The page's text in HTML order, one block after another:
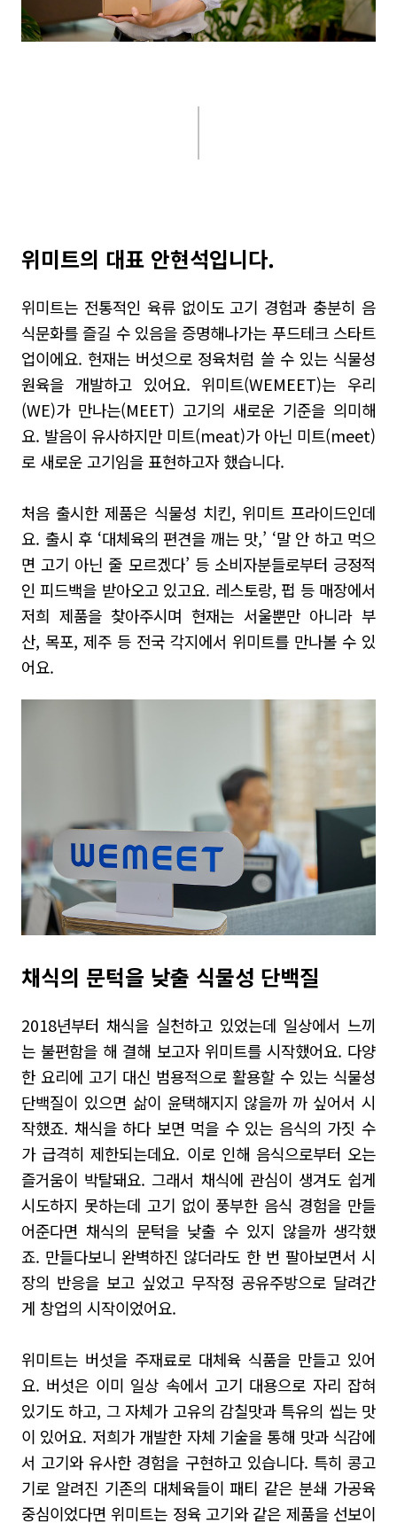
위미트의 대표 안현석입니다.
위미트는 전통적인 육류 없이도 고기 경험과 충분히 음
식문화를 즐길 수 있음을 증명해나가는 푸드테크 스타트
업이에요. 현재는 버섯으로 정육처럼 쓸 수 있는 식물성
원육을 개발하고 있어요.위미트(WEMEET)는 우리
(WE)가 만나는(MEET) 고기의 새로운 기준을 의미해
요. 발음이 유사하지만 미트(meat)가 아닌 미트(meet)
로 새로운 고기임을 표현하고자 했습니다.
처음 출시한 제품은 식물성 치킨, 위미트 프라이드인데
요. 출시 후 ‘대체육의 편견을 깨는 맛,’ ‘말 안 하고 먹으
면 고기 아닌 줄 모르겠다’ 등 소비자분들로부터 긍정적
인 피드백을 받아오고 있고요. 레스토랑, 펍 등 매장에서
저희 제품을 찾아주시며 현재는 서울뿐만 아니라 부
산, 목포, 제주 등 전국 각지에서 위미트를 만나볼 수 있
어요.
채식의 문턱을 낮출 식물성 단백질
2018년부터 채식을 실천하고 있었는데 일상에서 느끼
는 불편함을 해 결해 보고자 위미트를 시작했어요. 다양
한 요리에 고기 대신 범용적으로 활용할 수 있는 식물성
단백질이 있으면 삶이 윤택해지지 않을까 까 싶어서 시
작했죠. 채식을 하다 보면 먹을 수 있는 음식의 가짓 수
가 급격히 제한되는데요. 이로 인해 음식으로부터 오는
즐거움이 박탈돼요. 그래서 채식에 관심이 생겨도 쉽게
시도하지 못하는데 고기 없이 풍부한 음식 경험을 만들
어준다면 채식의 문턱을 낮출 수 있지 않을까 생각했
죠. 만들다보니 완벽하진 않더라도 한 번 팔아보면서 시
장의 반응을 보고 싶었고 무작정 공유주방으로 달려간
게 창업의 시작이었어요.
위미트는 버섯을 주재료로 대체육 식품을 만들고 있어
요. 버섯은 이미 일상 속에서 고기 대용으로 자리 잡혀
있기도 하고, 그 자체가 고유의 감칠맛과 특유의 씹는 맛
이 있어요. 저희가 개발한 자체 기술을 통해 맛과 식감에
서 고기와 유사한 경험을 구현하고 있습니다. 특히 콩고
기로 알려진 기존의 대체육들이 패티 같은 분쇄 가공육
중심이었다면 위미트는 정육 고기와 같은 제품을 선보이